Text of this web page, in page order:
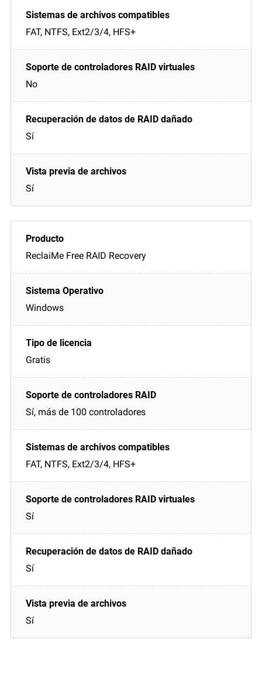
FAT, NTFS, Ext2/3/4, HFS+
No
Sí
Sí
ReclaiMe Free RAID Recovery
Windows
Gratis
Sí, más de 100 controladores
FAT, NTFS, Ext2/3/4, HFS+
Sí
Sí
Sí